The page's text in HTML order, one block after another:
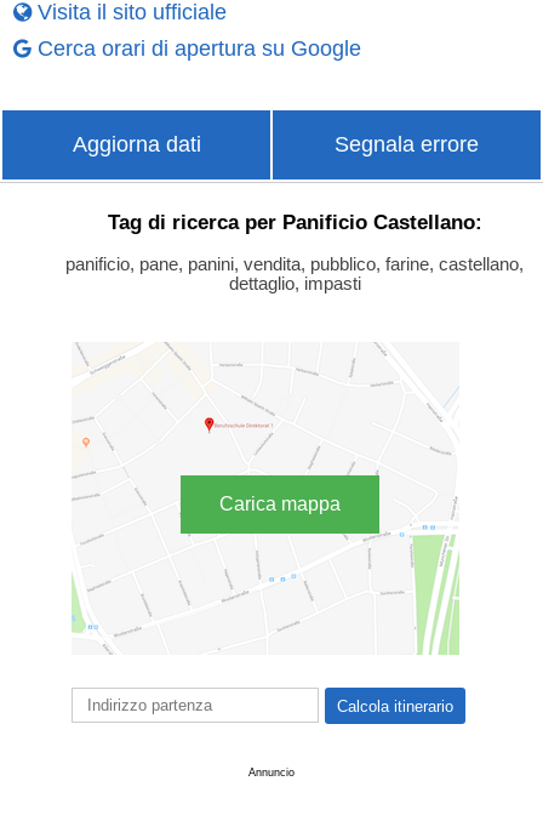
Visita il sito ufficiale
Cerca orari di apertura su Google
Aggiorna dati Segnala errore
Tag di ricerca per Panificio Castellano:
panificio, pane, panini, vendita, pubblico, farine, castellano,
dettaglio, impasti
Carica mappa
Annuncio